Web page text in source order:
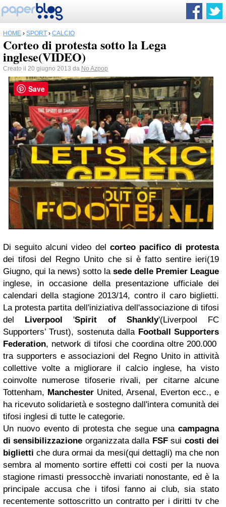
HOME › SPORT › CALCIO
Corteo di protesta sotto la Lega
inglese(VIDEO)
Creato il 20 giugno 2013 da No Azpop
Di seguito alcuni video del corteo pacifico di protesta
dei tifosi del Regno Unito che si è fatto sentire ieri(19
Giugno, qui la news) sotto la sede delle Premier League
inglese, in occasione della presentazione ufficiale dei
calendari della stagione 2013/14, contro il caro biglietti.
La protesta partita dell'iniziativa dell'associazione di tifosi
del
Liverpool 'Spirit of Shankly'(Liverpool FC
Supporters’ Trust), sostenuta dalla Football Supporters
Federation, network di tifosi che coordina oltre 200.000
tra supporters e associazioni del Regno Unito in attività
collettive volte a migliorare il calcio inglese, ha visto
coinvolte numerose tifoserie rivali, per citarne alcune
Tottenham, Manchester United, Arsenal, Everton ecc., e
ha ricevuto solidarietà e sostegno dall'intera comunità dei
tifosi inglesi di tutte le categorie.
Un nuovo evento di protesta che segue una campagna
di sensibilizzazione organizzata dalla FSFsui costi dei
biglietti che dura ormai da mesi(qui dettagli) ma che non
sembra al momento sortire effetti coi costi per la nuova
stagione rimasti pressocchè invariati nonostante, ed è la
principale accusa che i tifosi fanno ai club, sia stato
recentemente sottoscritto un contratto per i diritti tv che
Save